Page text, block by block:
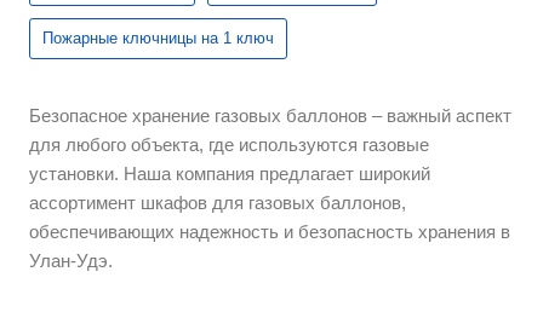
Пожарные ключницы на 1 ключ
Безопасное хранение газовых баллонов – важный аспект
для любого объекта, где используются газовые
установки. Наша компания предлагает широкий
ассортимент шкафов для газовых баллонов,
обеспечивающих надежность и безопасность хранения в
Улан-Удэ.